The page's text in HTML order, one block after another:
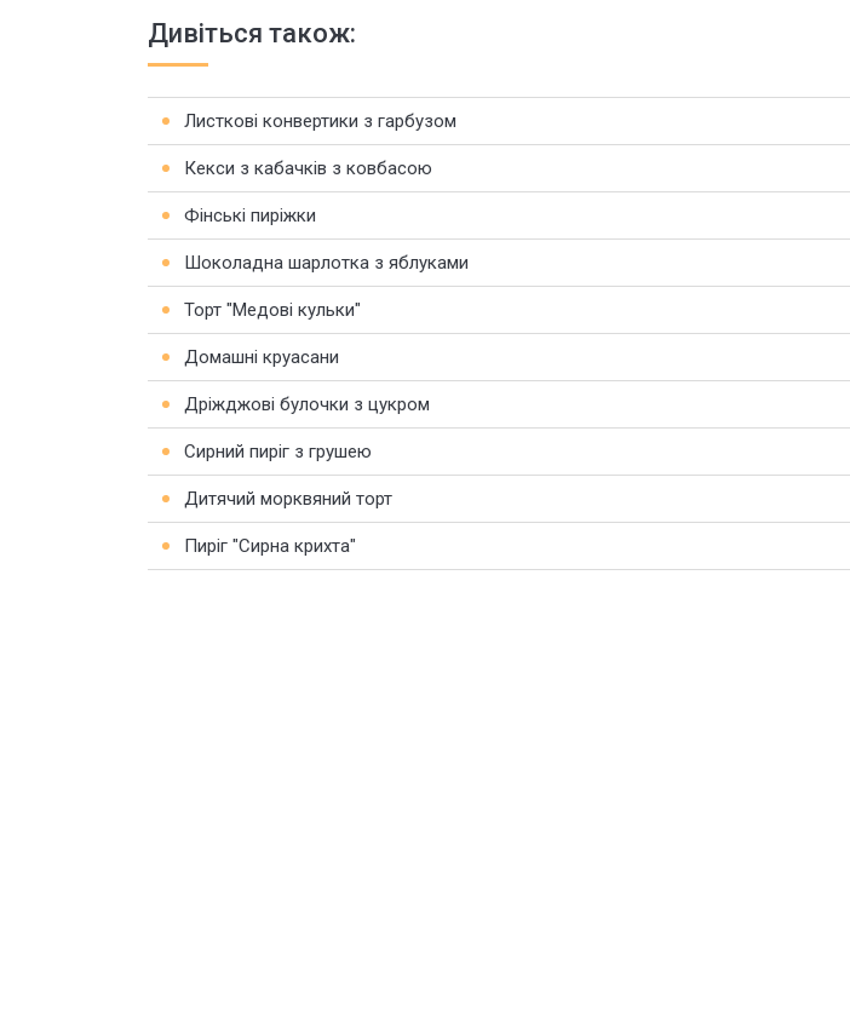
Дивіться також:
Листкові конвертики з гарбузом
Кекси з кабачків з ковбасою
Фінські пиріжки
Шоколадна шарлотка з яблуками
Торт "Медові кульки"
Домашні круасани
Дріжджові булочки з цукром
Сирний пиріг з грушею
Дитячий морквяний торт
Пиріг "Сирна крихта"